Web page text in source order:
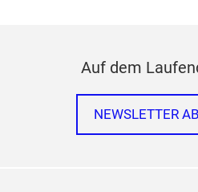
Auf dem
NEWSLETTER